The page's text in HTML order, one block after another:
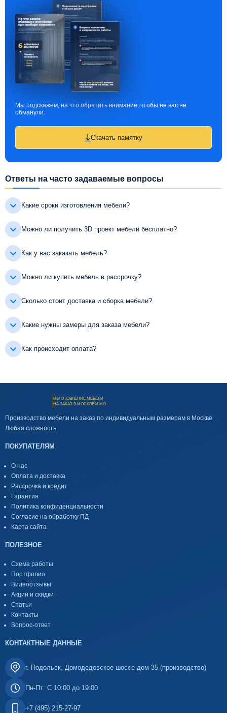
Мы подскажем, на что обратить внимание, чтобы не вас не
обманули.
Скачать памятку
Ответы на часто задаваемые вопросы
Какие сроки изготовления мебели?
Можно ли получить 3D проект мебели бесплатно?
Как у вас заказать мебель?
Можно ли купить мебель в рассрочку?
Сколько стоит доставка и сборка мебели?
Какие нужны замеры для заказа мебели?
Как происходит оплата?
ИЗГОТОВЛЕНИЕ МЕБЕЛИ
НА ЗАКАЗ В МОСКВЕ И МО
Производство мебели на заказ по индивидуальным размерам в Москве.
Любая сложность.
ПОКУПАТЕЛЯМ
О нас
Оплата и доставка
Рассрочка и кредит
Гарантия
Политика конфиденциальности
Согласие на обработку ПД
Карта сайта
ПОЛЕЗНОЕ
Схема работы
Портфолио
Видеоотзывы
Акции и скидки
Статьи
Контакты
Вопрос-ответ
КОНТАКТНЫЕ ДАННЫЕ
г. Подольск, Домодедовское шоссе дом 35 (производство)
Пн-Пт: С 10:00 до 19:00
+7 (495) 215-27-97